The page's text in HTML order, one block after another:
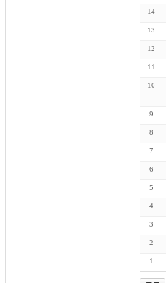
14
13
12
11
10
9
8
7
6
5
4
3
2
1